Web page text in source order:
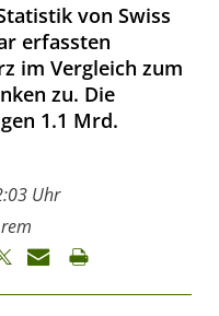
von Swiss
erfassten
im Vergleich zum
zu. Die
1.1 Mrd.
Uhr